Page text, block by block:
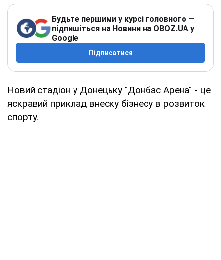
Будьте першими у курсі головного —
підпишіться на Новини на OBOZ.UA у
Google
Підписатися
Новий стадіон у Донецьку "Донбас Арена" - це
яскравий приклад внеску бізнесу в розвиток
спорту.